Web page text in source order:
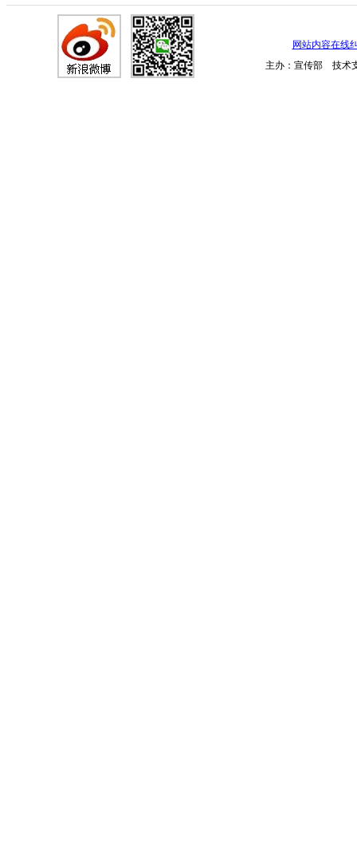
网站内容在线
主办：宣传部 技术